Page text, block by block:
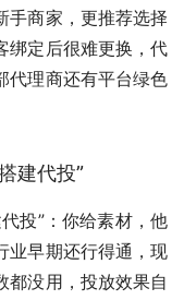
手商家，更推荐选择
绑定后很难更换，代
代理商还有平台绿色
建代投”
投”：你给素材，他
业早期还行得通，现
都没用，投放效果自